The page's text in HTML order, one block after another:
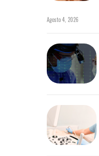
Agosto 4, 2026